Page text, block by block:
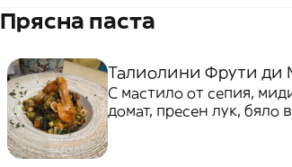
Прясна паста
Талиолини Фрути ди
С мастило от сепия,
домат, пресен лук, бяло